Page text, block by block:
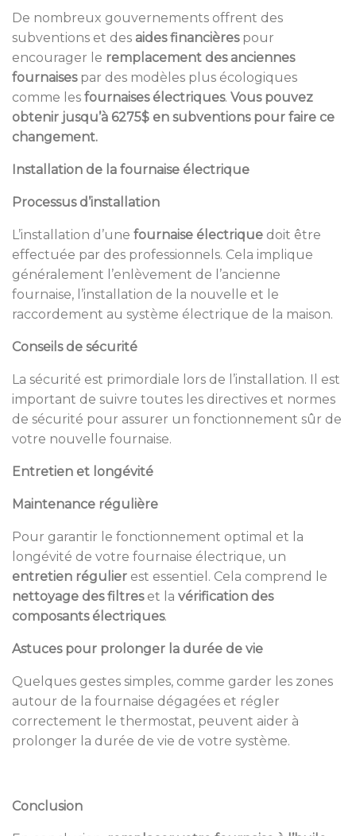
De nombreux gouvernements offrent des
subventions et des aides financièrespour
encourager le remplacement des anciennes
fournaisespar des modèles plus écologiques
comme les fournaises électriques. Vous pouvez
obtenir jusqu’à 6275$ en subventions pour faire ce
changement.
Installation de la fournaise électrique
Processus d’installation
L’installation d’une fournaise électrique doit être
effectuée par des professionnels. Cela implique
généralement l’enlèvement de l’ancienne
fournaise, l’installation de la nouvelle et le
raccordement au système électrique de la maison.
Conseils de sécurité
La sécurité est primordiale lors de l’installation. Il est
important de suivre toutes les directives et normes
de sécurité pour assurer un fonctionnement sûr de
votre nouvelle fournaise.
Entretien et longévité
Maintenance régulière
Pour garantir le fonctionnement optimal et la
longévité de votre fournaise électrique, un
entretien régulier est essentiel. Cela comprend le
nettoyage des filtreset la vérification des
composants électriques.
Astuces pour prolonger la durée de vie
Quelques gestes simples, comme garder les zones
autour de la fournaise dégagées et régler
correctement le thermostat, peuvent aider à
prolonger la durée de vie de votre système.
Conclusion